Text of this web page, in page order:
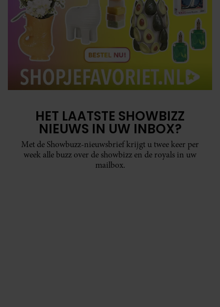
HET LAATSTE SHOWBIZZ
NIEUWS IN UW INBOX?
Met de Showbuzz-nieuwsbrief krijgt u twee keer per
week alle buzz over de showbizz en de royals in uw
mailbox.